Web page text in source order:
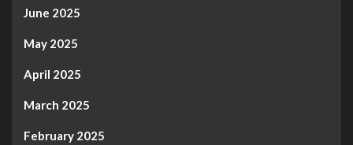
June 2025
May 2025
April 2025
March 2025
February 2025